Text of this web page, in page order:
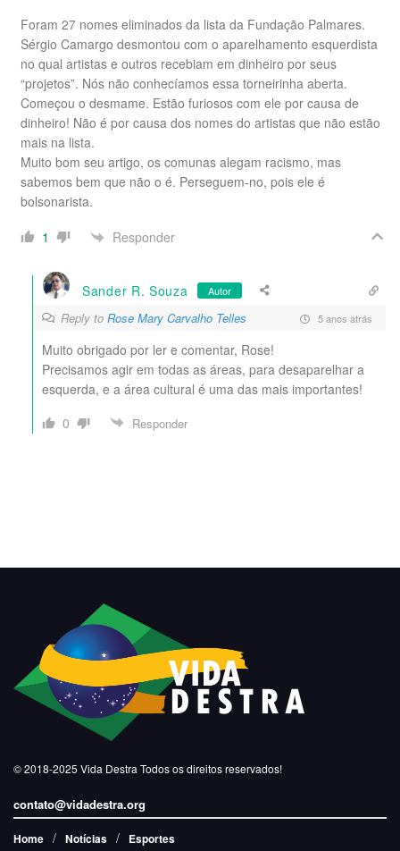
Foram 27 nomes eliminados da lista da Fundação Palmares.
Sérgio Camargo desmontou com o aparelhamento esquerdista
no qual artistas e outros recebiam em dinheiro por seus
“projetos”. Nós não conhecíamos essa torneirinha aberta.
Começou o desmame. Estão furiosos com ele por causa de
dinheiro! Não é por causa dos nomes do artistas que não estão
mais na lista.
Muito bom seu artigo, os comunas alegam racismo, mas
sabemos bem que não o é. Perseguem-no, pois ele é
bolsonarista.
1
Responder
Sander R. Souza Autor
Reply to Rose Mary Carvalho Telles 5 anos atrás
Muito obrigado por ler e comentar, Rose!
Precisamos agir em todas as áreas, para desaparelhar a
esquerda, e a área cultural é uma das mais importantes!
0
Responder
© 2018-2025 Vida Destra Todos os direitos reservados!
contato@vidadestra.org
Home Notícias Esportes